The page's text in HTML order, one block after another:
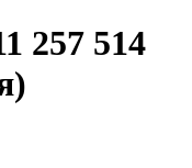
257 514